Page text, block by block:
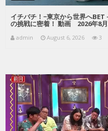
イチバチ！−東京から世界へ
の挑戦に密着！ 動画 2026年8
admin August 6, 2026 3